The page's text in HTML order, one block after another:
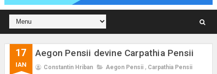
17
IAN
Aegon Pensii devine Carpathia Pensii
Constantin Hriban Aegon Pensii , Carpathia Pensii